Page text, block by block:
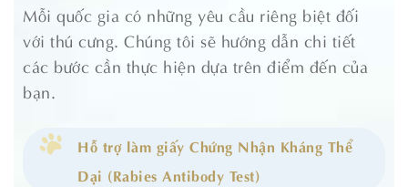
Mỗi quốc gia có những yêu cầu riêng biệt đối
với thú cưng. Chúng tôi sẽ hướng dẫn chi tiết
các bước cần thực hiện dựa trên điểm đến của
bạn.
Hỗ trợ làm giấy Chứng Nhận Kháng Thể
Dại (Rabies Antibody Test)